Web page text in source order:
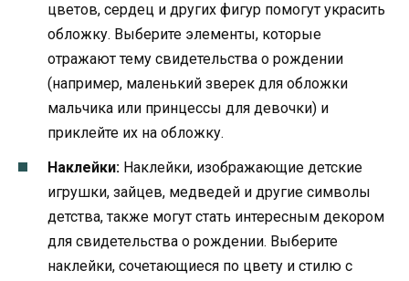
цветов, сердец и других фигур помогут украсить
обложку. Выберите элементы, которые
отражают тему свидетельства о рождении
(например, маленький зверек для обложки
мальчика или принцессы для девочки) и
приклейте их на обложку.
Наклейки: Наклейки, изображающие детские
игрушки, зайцев, медведей и другие символы
детства, также могут стать интересным декором
для свидетельства о рождении. Выберите
наклейки, сочетающиеся по цвету и стилю с